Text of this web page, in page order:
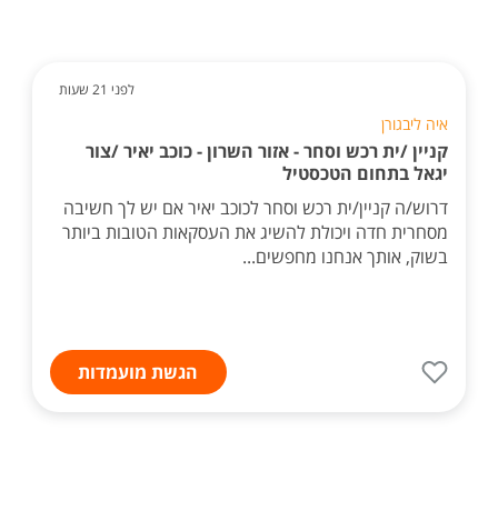
לפני 21 שעות
איה ליבגורן
קניין /ית רכש וסחר - אזור השרון - כוכב יאיר /צור
יגאל בתחום הטכסטיל
דרוש/ה קניין/ית רכש וסחר לכוכב יאיר אם יש לך חשיבה
מסחרית חדה ויכולת להשיג את העסקאות הטובות ביותר
בשוק, אותך אנחנו מחפשים...
הגשת מועמדות